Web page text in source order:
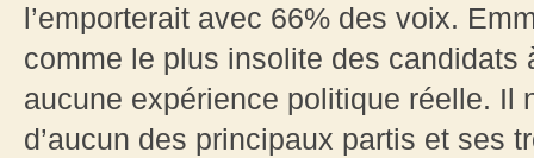
l’emporterait avec 66% des voix.
comme le plus insolite des candidats
aucune expérience politique réelle. Il
d’aucun des principaux partis et ses